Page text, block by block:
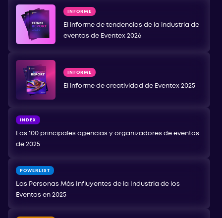
INFORME
El informe de tendencias de la industria de
eventos de Eventex 2026
INFORME
El informe de creatividad de Eventex 2025
INDEX
Las 100 principales agencias y organizadores de eventos
de 2025
POWERLIST
Las Personas Más Influyentes de la Industria de los
Eventos en 2025